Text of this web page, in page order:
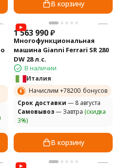
В корзину
1 563 990₽
Многофункциональная
машина Gianni Ferrari SR 280
DW 28 л.с.
В наличии
Италия
Начислим +78200 бонусов
Cрок доставки — 8 августа
Самовывоз— Завтра (скидка
3%)
В корзину